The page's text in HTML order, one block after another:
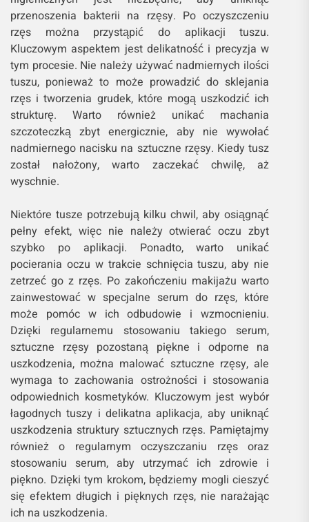
przenoszenia bakterii na rzęsy. Po oczyszczeniu
rzęs można przystąpić do aplikacji tuszu.
Kluczowym aspektem jest delikatność i precyzja w
tym procesie. Nie należy używać nadmiernych ilości
tuszu, ponieważ to może prowadzić do sklejania
rzęs i tworzenia grudek, które mogą uszkodzić ich
strukturę. Warto również unikać machania
szczoteczką zbyt energicznie, aby nie wywołać
nadmiernego nacisku na sztuczne rzęsy. Kiedy tusz
został nałożony, warto zaczekać chwilę, aż
wyschnie.
Niektóre tusze potrzebują kilku chwil, aby osiągnąć
pełny efekt, więc nie należy otwierać oczu zbyt
szybko po aplikacji. Ponadto, warto unikać
pocierania oczu w trakcie schnięcia tuszu, aby nie
zetrzeć go z rzęs. Po zakończeniu makijażu warto
zainwestować w specjalne serum do rzęs, które
może pomóc w ich odbudowie i wzmocnieniu.
Dzięki regularnemu stosowaniu takiego serum,
sztuczne rzęsy pozostaną piękne i odporne na
uszkodzenia, można malować sztuczne rzęsy, ale
wymaga to zachowania ostrożności i stosowania
odpowiednich kosmetyków. Kluczowym jest wybór
łagodnych tuszy i delikatna aplikacja, aby uniknąć
uszkodzenia struktury sztucznych rzęs. Pamiętajmy
również o regularnym oczyszczaniu rzęs oraz
stosowaniu serum, aby utrzymać ich zdrowie i
piękno. Dzięki tym krokom, będziemy mogli cieszyć
się efektem długich i pięknych rzęs, nie narażając
ich na uszkodzenia.